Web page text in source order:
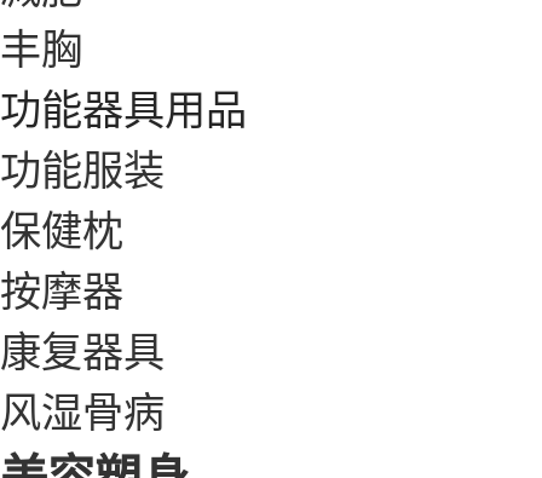
丰胸
功能器具用品
功能服装
保健枕
按摩器
康复器具
风湿骨病